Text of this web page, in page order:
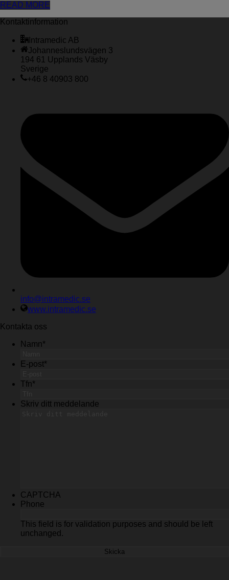
READ MORE
Kontaktinformation
Intramedic AB
Johanneslundsvägen 3
194 61 Upplands Väsby
Sverige
+46 8 40903 800
info@intramedic.se
www.intramedic.se
Kontakta oss
Namn*
E-post*
Tfn*
Skriv ditt meddelande
CAPTCHA
Phone
This field is for validation purposes and should be left
unchanged.